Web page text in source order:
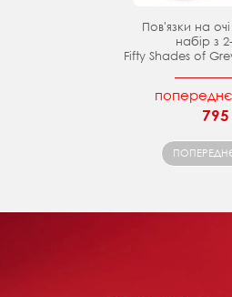
Пов'язки на
набір з
Fifty Shades of
795